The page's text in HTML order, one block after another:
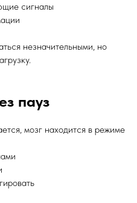
сигналы
незначительными, но
пауз
мозг находится в режиме